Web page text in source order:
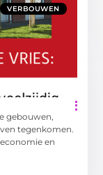
VERBOUWEN
gebouwen,
tegenkomen.
en